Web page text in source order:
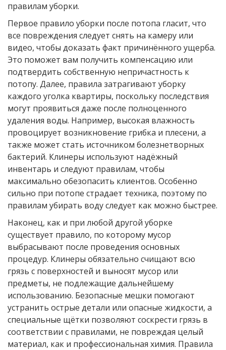
правилам уборки.
Первое правило уборки после потопа гласит, что
все повреждения следует снять на камеру или
видео, чтобы доказать факт причинённого ущерба.
Это поможет вам получить компенсацию или
подтвердить собственную непричастность к
потопу. Далее, правила затрагивают уборку
каждого уголка квартиры, поскольку последствия
могут проявиться даже после полноценного
удаления воды. Например, высокая влажность
провоцирует возникновение грибка и плесени, а
также может стать источником болезнетворных
бактерий. Клинеры используют надёжный
инвентарь и следуют правилам, чтобы
максимально обезопасить клиентов. Особенно
сильно при потопе страдает техника, поэтому по
правилам убирать воду следует как можно быстрее.
Наконец, как и при любой другой уборке
существует правило, по которому мусор
выбрасывают после проведения основных
процедур. Клинеры обязательно счищают всю
грязь с поверхностей и выносят мусор или
предметы, не подлежащие дальнейшему
использованию. Безопасные мешки помогают
устранить острые детали или опасные жидкости, а
специальные щётки позволяют соскрести грязь в
соответствии с правилами, не повреждая целый
материал, как и профессиональная химия. Правила